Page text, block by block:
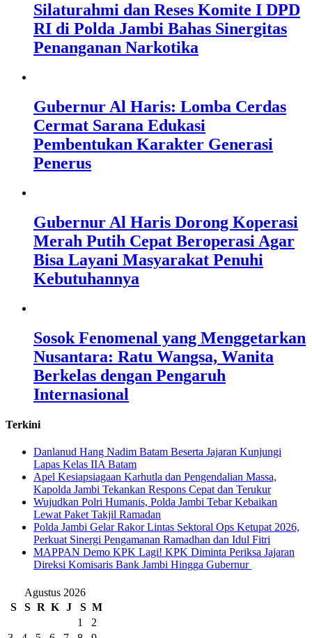
Silaturahmi dan Reses Komite I DPD
RI di Polda Jambi Bahas Sinergitas
Penanganan Narkotika
Gubernur Al Haris: Lomba Cerdas
Cermat Sarana Edukasi
Pembentukan Karakter Generasi
Penerus
Gubernur Al Haris Dorong Koperasi
Merah Putih Cepat Beroperasi Agar
Bisa Layani Masyarakat Penuhi
Kebutuhannya
Sosok Fenomenal yang Menggetarkan
Nusantara: Ratu Wangsa, Wanita
Berkelas dengan Pengaruh
Internasional
Terkini
Danlanud Hang Nadim Batam Beserta Jajaran Kunjungi
Lapas Kelas IIA Batam
Apel Kesiapsiagaan Karhutla dan Pengendalian Massa,
Kapolda Jambi Tekankan Respons Cepat dan Terukur
Wujudkan Polri Humanis, Polda Jambi Tebar Kebaikan
Lewat Paket Takjil Ramadan
Polda Jambi Gelar Rakor Lintas Sektoral Ops Ketupat 2026,
Perkuat Sinergi Pengamanan Ramadhan dan Idul Fitri
‎MAPPAN Demo KPK Lagi! KPK Diminta Periksa Jajaran
Direksi Komisaris Bank Jambi Hingga Gubernur ‎
Agustus 2026
S
S R K J S M
1
2